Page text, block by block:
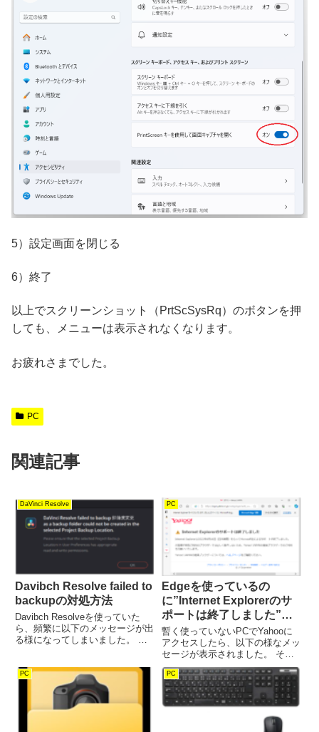
5）設定画面を閉じる
6）終了
以上でスクリーンショット（PrtScSysRq）のボタンを押
しても、メニューは表示されなくなります。
お疲れさまでした。
PC
関連記事
DaVinci Resolve
Davibch Resolve failed to
backupの対処方法
Davibch Resolveを使っていた
ら、頻繁に以下のメッセージが出
る様になってしまいました。 余
るDavibch Resolveのタグから環
境設定を選択します。 表示され
PC
Edgeを使っているの
に”Internet Explorerのサ
ポートは終了しました”と
表示される場合の対処方法
暫く使っていないPCでYahooに
アクセスしたら、以下の様なメッ
セージが表示されました。 そも
そもEdgeで開いているのに、何
故こんなメッセージが出るのでし
ょうか？ Chromeだと正常に開く
ので、暫く放置していたのです
PC PC